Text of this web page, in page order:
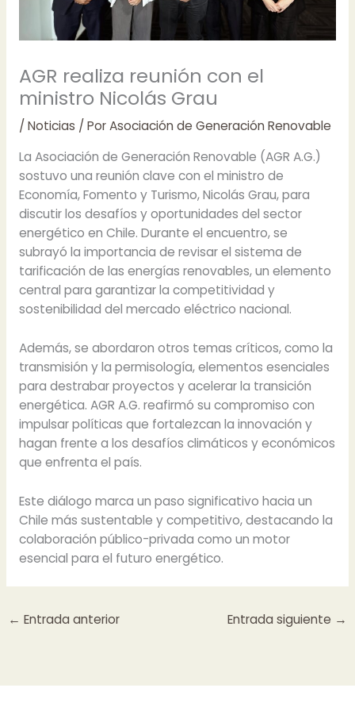
AGR realiza reunión con el
ministro Nicolás Grau
/ Noticias / PorAsociación de Generación Renovable
La Asociación de Generación Renovable (AGR A.G.)
sostuvo una reunión clave con el ministro de
Economía, Fomento y Turismo, Nicolás Grau, para
discutir los desafíos y oportunidades del sector
energético en Chile. Durante el encuentro, se
subrayó la importancia de revisar el sistema de
tarificación de las energías renovables, un elemento
central para garantizar la competitividad y
sostenibilidad del mercado eléctrico nacional.
Además, se abordaron otros temas críticos, como la
transmisión y la permisología, elementos esenciales
para destrabar proyectos y acelerar la transición
energética. AGR A.G. reafirmó su compromiso con
impulsar políticas que fortalezcan la innovación y
hagan frente a los desafíos climáticos y económicos
que enfrenta el país.
Este diálogo marca un paso significativo hacia un
Chile más sustentable y competitivo, destacando la
colaboración público-privada como un motor
esencial para el futuro energético.
← Entrada anterior Entrada siguiente →